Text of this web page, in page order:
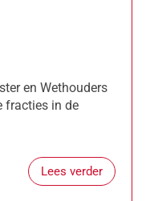
en Wethouders
fracties in de
Lees verder